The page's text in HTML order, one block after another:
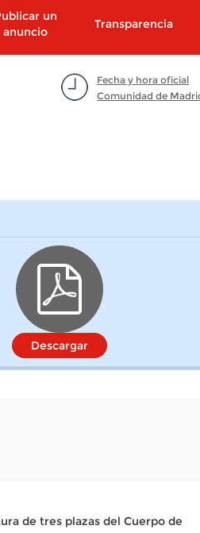
un
anuncio
Transparencia
Fecha y hora oficial
Comunidad de
Descargar
de tres plazas del Cuerpo de